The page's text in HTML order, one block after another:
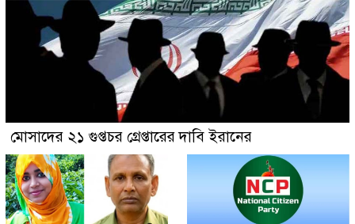
মোসাদের ২১ গুপ্তচর গ্রেপ্তারের দাবি ইরানের